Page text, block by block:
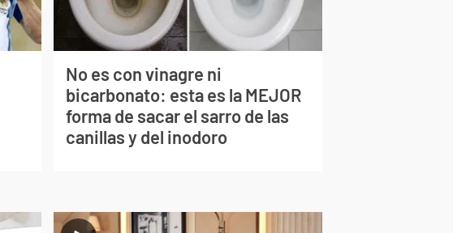
No es con vinagre ni
bicarbonato: esta es la MEJOR
forma de sacar el sarro de las
canillas y del inodoro